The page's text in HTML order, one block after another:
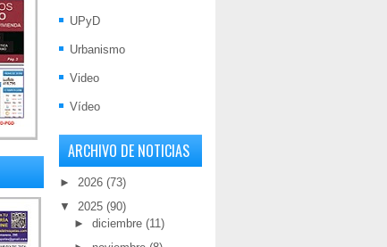
UPyD
Urbanismo
Video
Vídeo
ARCHIVO DE NOTICIAS
► 2026 (73)
▼
2025 (90)
► diciembre (11)